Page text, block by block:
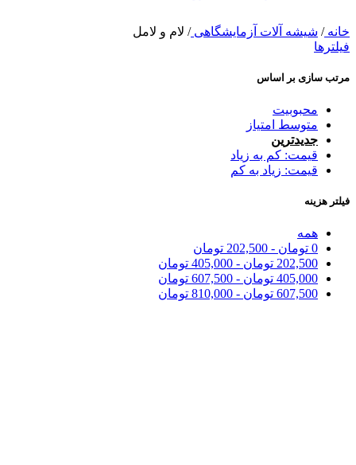
خانه/ شیشه آلات آزمایشگاهی/ لام و لامل
فیلترها
مرتب سازی بر اساس
محبوبیت
متوسط امتیاز
جدیدترین
قیمت: کم به زیاد
قیمت: زیاد به کم
فیلتر هزینه
همه
0 تومان -
202,500 تومان
202,500 تومان -
405,000 تومان
405,000 تومان -
607,500 تومان
607,500 تومان -
810,000 تومان